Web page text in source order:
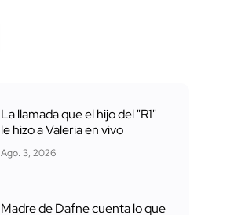
La llamada que el hijo del "R1"
le hizo a Valeria en vivo
Ago. 3, 2026
Madre de Dafne cuenta lo que